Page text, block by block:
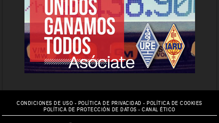
CONDICIONES DE USO - POLÍTICA DE PRIVACIDAD -POLÍTICA DE COOKIES
POLÍTICA DE PROTECCIÓN DE DATOS -CANAL ÉTICO